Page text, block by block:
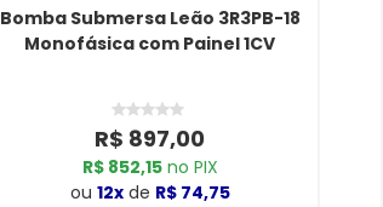
Bomba Submersa Leão 3R3PB-18
Monofásica com Painel 1CV
R$ 897,00
R$ 852,15no PIX
ou 12xde R$ 74,75